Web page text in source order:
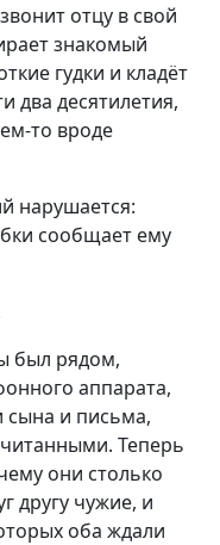
отцу в свой
знакомый
гудки и кладёт
два десятилетия,
то вроде
нарушается:
сообщает ему
был рядом,
аппарата,
сына и письма,
Теперь
они столько
другу чужие, и
оба ждали